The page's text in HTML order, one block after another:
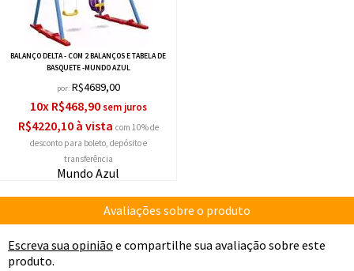
BALANÇO DELTA - COM 2 BALANÇOS E TABELA DE
BASQUETE -MUNDO AZUL
por: R$4689,00
10x R$468,90
R$4220,10 à vista com 10% de
desconto
Mundo Azul
Avaliações sobre o produto
Escreva sua opinião e compartilhe sua avaliação sobre este
produto.